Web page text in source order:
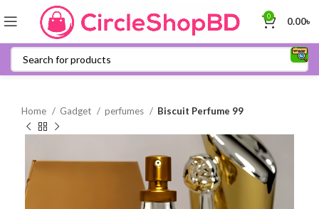
0 0.00৳
Home Gadget perfumes Biscuit Perfume 99